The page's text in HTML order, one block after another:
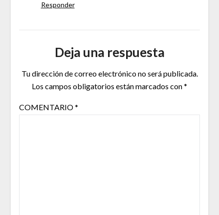
Responder
Deja una respuesta
Tu dirección de correo electrónico no será publicada.
Los campos obligatorios están marcados con*
COMENTARIO*